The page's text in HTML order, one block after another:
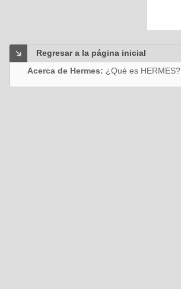
Regresar a la página inicial
Acerca de Hermes: ¿Qué es HERMES?